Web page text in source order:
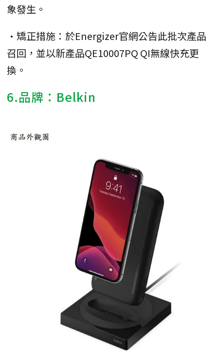
象發生。
•矯正措施：於Energizer官網公告此批次產品
召回，並以新產品QE10007PQ QI無線快充更
換。
6.品牌：Belkin